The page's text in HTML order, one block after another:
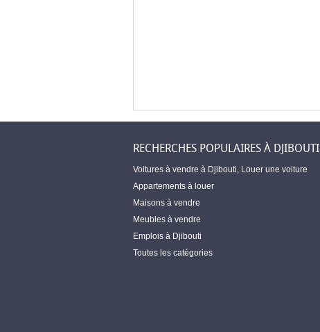
RECHERCHES POPULAIRES À DJIBOUTI
Voitures à vendre à Djibouti Louer une voiture
Appartements à louer
Maisons à vendre
Meubles à vendre
Emplois à Djibouti
Toutes les catégories